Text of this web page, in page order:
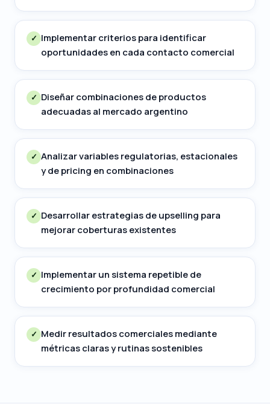
✓ Implementar criterios para identificar
oportunidades en cada contacto comercial
✓ Diseñar combinaciones de productos
adecuadas al mercado argentino
✓ Analizar variables regulatorias, estacionales
y de pricing en combinaciones
✓ Desarrollar estrategias de upselling para
mejorar coberturas existentes
✓ Implementar un sistema repetible de
crecimiento por profundidad comercial
✓ Medir resultados comerciales mediante
métricas claras y rutinas sostenibles